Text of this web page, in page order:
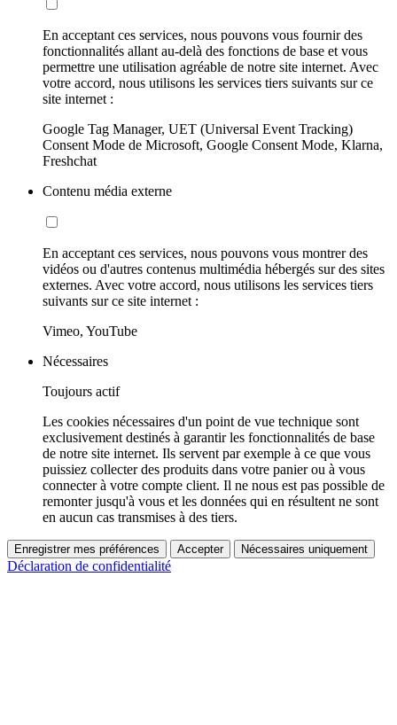
En acceptant ces services, nous pouvons vous fournir des
fonctionnalités allant au-delà des fonctions de base et vous
permettre une utilisation agréable de notre site internet. Avec
votre accord, nous utilisons les services tiers suivants sur ce
site internet :
Google Tag Manager, UET (Universal Event Tracking)
Consent Mode de Microsoft, Google Consent Mode, Klarna,
Freshchat
Contenu média externe
En acceptant ces services, nous pouvons vous montrer des
vidéos ou d'autres contenus multimédia hébergés sur des sites
externes. Avec votre accord, nous utilisons les services tiers
suivants sur ce site internet :
Vimeo, YouTube
Nécessaires
Toujours actif
Les cookies nécessaires d'un point de vue technique sont
exclusivement destinés à garantir les fonctionnalités de base
de notre site internet. Ils servent par exemple à ce que vous
puissiez collecter des produits dans votre panier ou à vous
connecter à votre compte client. Il ne nous est pas possible de
remonter jusqu'à vous et les données qui en résultent ne sont
en aucun cas transmises à des tiers.
Enregistrer mes préférences Accepter Nécessaires uniquement
Déclaration de confidentialité